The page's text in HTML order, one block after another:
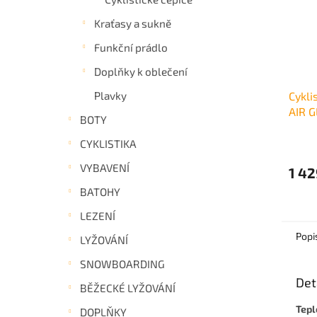
Kraťasy a sukně
Funkční prádlo
Doplňky k oblečení
Plavky
BOTY
CYKLISTIKA
VYBAVENÍ
BATOHY
LEZENÍ
LYŽOVÁNÍ
SNOWBOARDING
BĚŽECKÉ LYŽOVÁNÍ
DOPLŇKY
AIR
1